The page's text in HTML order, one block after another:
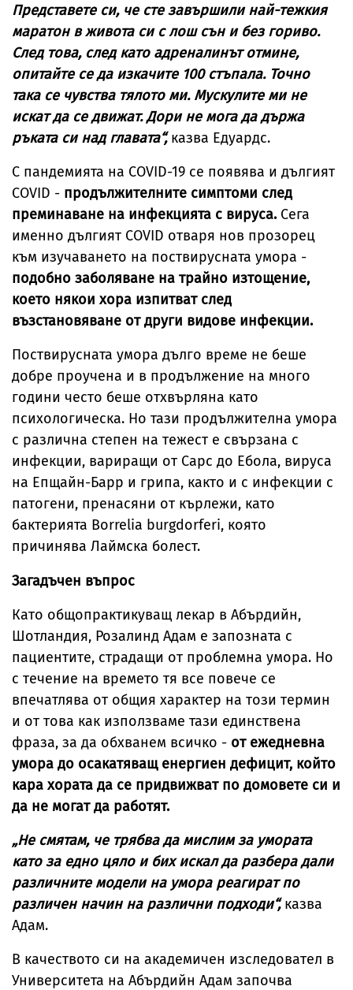
Представете си, че сте завършили най-тежкия
маратон в живота си с лош сън и без гориво.
След това, след като адреналинът отмине,
опитайте се да изкачите 100 стъпала. Точно
така се чувства тялото ми. Мускулите ми не
искат да се движат. Дори не мога да държа
ръката си над главата“,казва Едуардс.
С пандемията на COVID-19 се появява и дългият
COVID - продължителните симптоми след
преминаване на инфекцията с вируса.Сега
именно дългият COVID отваря нов прозорец
към изучаването на поствирусната умора -
подобно заболяване на трайно изтощение,
което някои хора изпитват след
възстановяване от други видове инфекции.
Поствирусната умора дълго време не беше
добре проучена и в продължение на много
години често беше отхвърляна като
психологическа. Но тази продължителна умора
с различна степен на тежест е свързана с
инфекции, вариращи от Сарс до Ебола, вируса
на Епщайн-Барр и грипа, както и с инфекции с
патогени, пренасяни от кърлежи, като
бактерията Borrelia burgdorferi, която
причинява Лаймска болест.
Загадъчен въпрос
Като общопрактикуващ лекар в Абърдийн,
Шотландия, Розалинд Адам е запозната с
пациентите, страдащи от проблемна умора. Но
с течение на времето тя все повече се
впечатлява от общия характер на този термин
и от това как използваме тази единствена
фраза, за да обхванем всичко - от ежедневна
умора до осакатяващ енергиен дефицит, който
кара хората да се придвижват по домовете си и
да не могат да работят.
„Не смятам, че трябва да мислим за умората
като за едно цяло и бих искал да разбера дали
различните модели на умора реагират по
различен начин на различни подходи“,казва
Адам.
В качеството си на академичен изследовател в
Университета на Абърдийн Адам започва